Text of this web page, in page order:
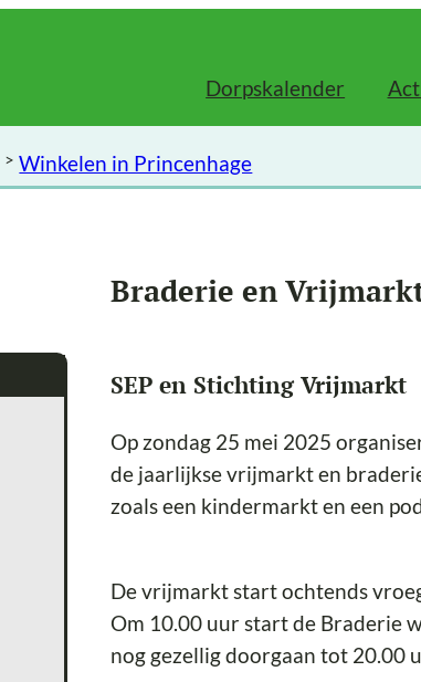
Dorpskalender
Winkelen in Princenhage
Braderie en
SEP en Stichting Vrijmarkt
Op zondag 25 mei 2025
de jaarlijkse vrijmarkt en
zoals een kindermarkt en een
De vrijmarkt start ochtends
Om 10.00 uur start de Braderie
nog gezellig doorgaan tot 20.00